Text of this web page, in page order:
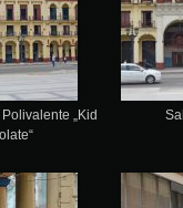
„Kid